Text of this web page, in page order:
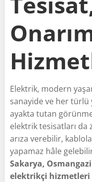
Elektrik, modern
sanayide ve her türlü
ayakta tutan
elektrik tesisatları da
arıza verebilir,
yapamaz hâle
Sakarya, Osmangazi
elektrikçi hizmetleri